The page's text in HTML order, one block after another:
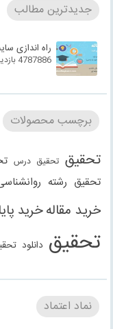
جدیدترین مطالب
راه اندازی
4787886 بازدید
برچسب محصولات
تحقیق تحقیق درس
تحقیق رشته
خرید مقالهخرید
تحقیق دانلود
دانلود مقاله
انسانی دانلود مقاله
نماد اعتماد